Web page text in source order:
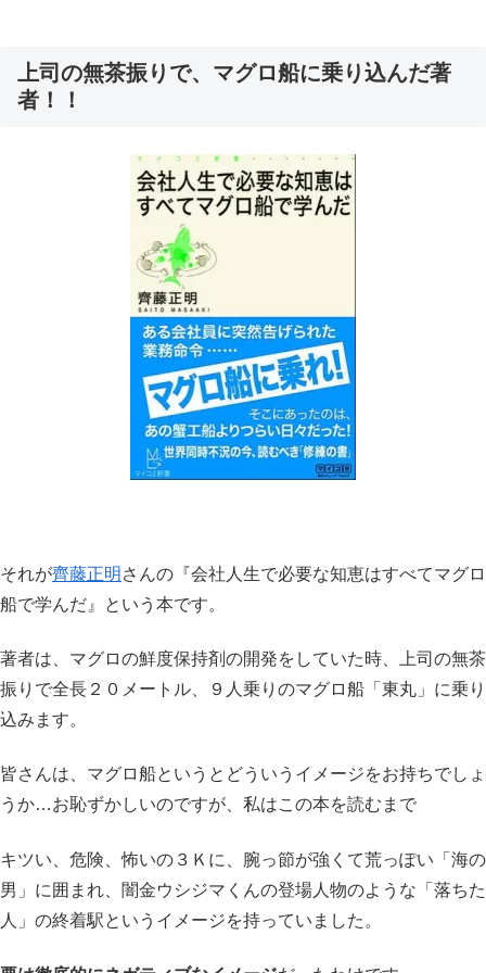
上司の無茶振りで、マグロ船に乗り込んだ著
者！！
それが齊藤正明 さんの『会社人生で必要な知恵はすべてマグロ
船で学んだ』という本です。
著者は、マグロの鮮度保持剤の開発をしていた時、上司の無茶
振りで全長２０メートル、９人乗りのマグロ船「東丸」に乗り
込みます。
皆さんは、マグロ船というとどういうイメージをお持ちでしょ
うか…お恥ずかしいのですが、私はこの本を読むまで
キツい、危険、怖いの３Ｋに、腕っ節が強くて荒っぽい「海の
男」に囲まれ、闇金ウシジマくんの登場人物のような「落ちた
人」の終着駅というイメージを持っていました。